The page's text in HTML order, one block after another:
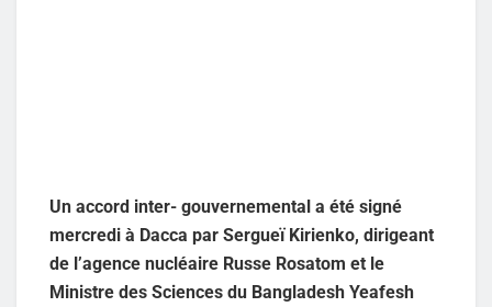
Un accord inter- gouvernemental a été signé
mercredi à Dacca par Sergueï Kirienko, dirigeant
de l’agence nucléaire Russe Rosatom et le
Ministre des Sciences du Bangladesh Yeafesh